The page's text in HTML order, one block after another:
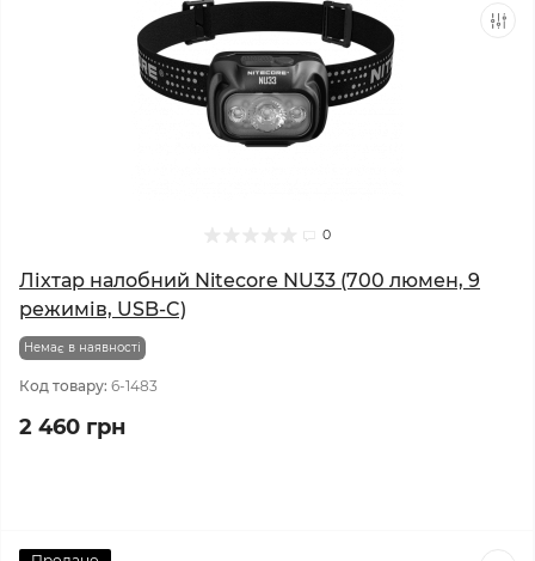
0
Ліхтар налобний Nitecore NU33 (700 люмен, 9
режимів, USB-C)
Немає в наявності
Код товару: 6-1483
2 460 грн